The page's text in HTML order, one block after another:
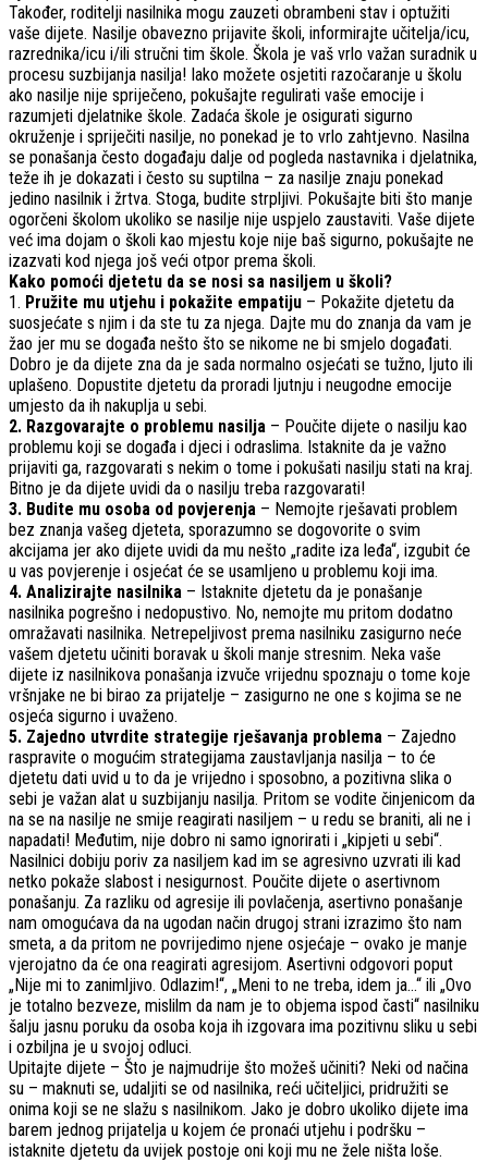
Također, roditelji nasilnika mogu zauzeti obrambeni stav i optužiti
vaše dijete. Nasilje obavezno prijavite školi, informirajte učitelja/icu,
razrednika/icu i/ili stručni tim škole. Škola je vaš vrlo važan suradnik u
procesu suzbijanja nasilja! Iako možete osjetiti razočaranje u školu
ako nasilje nije spriječeno, pokušajte regulirati vaše emocije i
razumjeti djelatnike škole. Zadaća škole je osigurati sigurno
okruženje i spriječiti nasilje, no ponekad je to vrlo zahtjevno. Nasilna
se ponašanja često događaju dalje od pogleda nastavnika i djelatnika,
teže ih je dokazati i često su suptilna – za nasilje znaju ponekad
jedino nasilnik i žrtva. Stoga, budite strpljivi. Pokušajte biti što manje
ogorčeni školom ukoliko se nasilje nije uspjelo zaustaviti. Vaše dijete
već ima dojam o školi kao mjestu koje nije baš sigurno, pokušajte ne
izazvati kod njega još veći otpor prema školi.
Kako pomoći djetetu da se nosi sa nasiljem u školi?
1. Pružite mu utjehu i pokažite empatiju – Pokažite djetetu da
suosjećate s njim i da ste tu za njega. Dajte mu do znanja da vam je
žao jer mu se događa nešto što se nikome ne bi smjelo događati.
Dobro je da dijete zna da je sada normalno osjećati se tužno, ljuto ili
uplašeno. Dopustite djetetu da proradi ljutnju i neugodne emocije
umjesto da ih nakuplja u sebi.
2. Razgovarajte o problemu nasilja – Poučite dijete o nasilju kao
problemu koji se događa i djeci i odraslima. Istaknite da je važno
prijaviti ga, razgovarati s nekim o tome i pokušati nasilju stati na kraj.
Bitno je da dijete uvidi da o nasilju treba razgovarati!
3. Budite mu osoba od povjerenja – Nemojte rješavati problem
bez znanja vašeg djeteta, sporazumno se dogovorite o svim
akcijama jer ako dijete uvidi da mu nešto „radite iza leđa“, izgubit će
u vas povjerenje i osjećat će se usamljeno u problemu koji ima.
4. Analizirajte nasilnika – Istaknite djetetu da je ponašanje
nasilnika pogrešno i nedopustivo. No, nemojte mu pritom dodatno
omražavati nasilnika. Netrepeljivost prema nasilniku zasigurno neće
vašem djetetu učiniti boravak u školi manje stresnim. Neka vaše
dijete iz nasilnikova ponašanja izvuče vrijednu spoznaju o tome koje
vršnjake ne bi birao za prijatelje – zasigurno ne one s kojima se ne
osjeća sigurno i uvaženo.
5. Zajedno utvrdite strategije rješavanja problema – Zajedno
raspravite o mogućim strategijama zaustavljanja nasilja – to će
djetetu dati uvid u to da je vrijedno i sposobno, a pozitivna slika o
sebi je važan alat u suzbijanju nasilja. Pritom se vodite činjenicom da
na se na nasilje ne smije reagirati nasiljem – u redu se braniti, ali ne i
napadati! Međutim, nije dobro ni samo ignorirati i „kipjeti u sebi“.
Nasilnici dobiju poriv za nasiljem kad im se agresivno uzvrati ili kad
netko pokaže slabost i nesigurnost. Poučite dijete o asertivnom
ponašanju. Za razliku od agresije ili povlačenja, asertivno ponašanje
nam omogućava da na ugodan način drugoj strani izrazimo što nam
smeta, a da pritom ne povrijedimo njene osjećaje – ovako je manje
vjerojatno da će ona reagirati agresijom. Asertivni odgovori poput
„Nije mi to zanimljivo. Odlazim!“, „Meni to ne treba, idem ja…“ ili „Ovo
je totalno bezveze, mislilm da nam je to objema ispod časti“ nasilniku
šalju jasnu poruku da osoba koja ih izgovara ima pozitivnu sliku u sebi
i ozbiljna je u svojoj odluci.
Upitajte dijete – Što je najmudrije što možeš učiniti? Neki od načina
su – maknuti se, udaljiti se od nasilnika, reći učiteljici, pridružiti se
onima koji se ne slažu s nasilnikom. Jako je dobro ukoliko dijete ima
barem jednog prijatelja u kojem će pronaći utjehu i podršku –
istaknite djetetu da uvijek postoje oni koji mu ne žele ništa loše.